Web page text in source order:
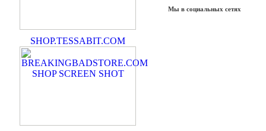
SHOP.TESSABIT.COM
Мы в социальных сетях